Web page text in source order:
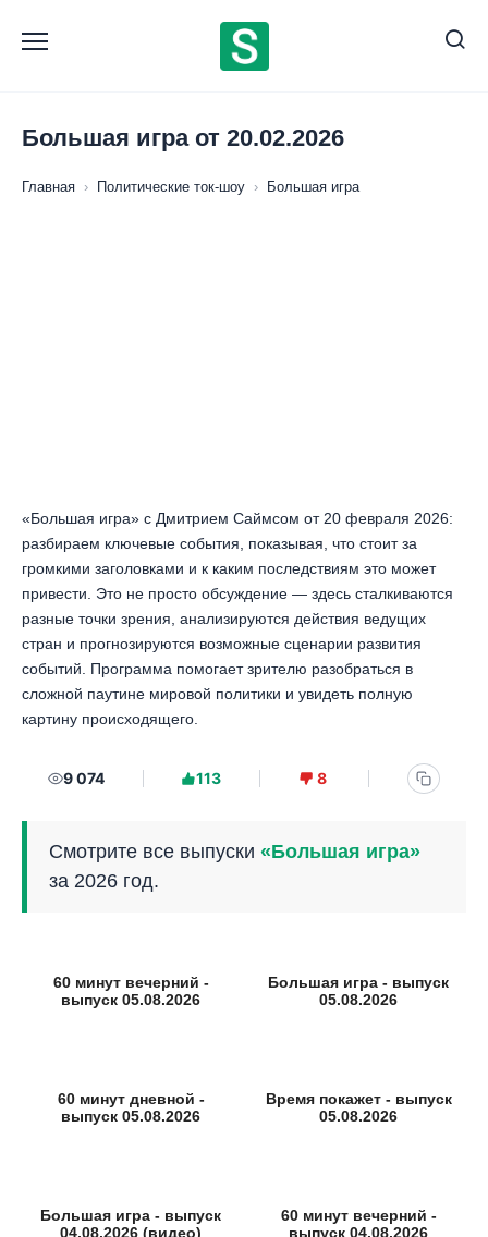
содержанию
Большая игра от 20.02.2026
Главная › Политические ток-шоу › Большая игра
«Большая игра» с Дмитрием Саймсом от 20 февраля 2026:
разбираем ключевые события, показывая, что стоит за
громкими заголовками и к каким последствиям это может
привести. Это не просто обсуждение — здесь сталкиваются
разные точки зрения, анализируются действия ведущих
стран и прогнозируются возможные сценарии развития
событий. Программа помогает зрителю разобраться в
сложной паутине мировой политики и увидеть полную
картину происходящего.
9 074 113 8
Смотрите все выпуски «Большая игра»
за 2026 год.
60 минут вечерний -
выпуск 05.08.2026
Большая игра - выпуск
05.08.2026
60 минут дневной -
выпуск 05.08.2026
Время покажет - выпуск
05.08.2026
Большая игра - выпуск
04.08.2026 (видео)
60 минут вечерний -
выпуск 04.08.2026